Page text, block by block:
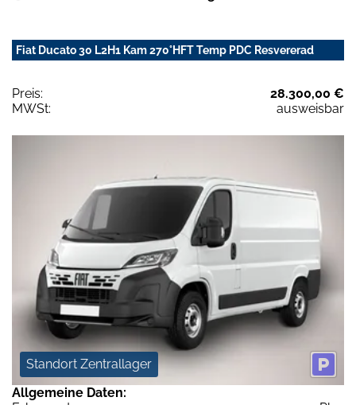
Fiat Ducato 30 L2H1 Kam 270°HFT Temp PDC Resvererad
Preis:
28.300,00 €
MWSt:
ausweisbar
Standort Zentrallager
Allgemeine Daten: